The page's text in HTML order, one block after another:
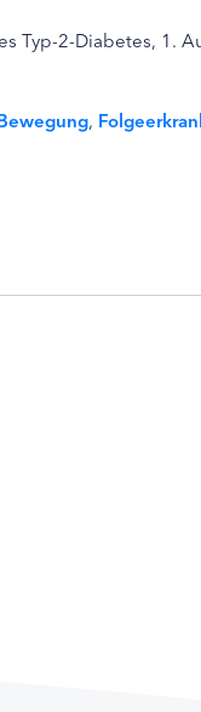
Typ-2-Diabetes, 1.
,